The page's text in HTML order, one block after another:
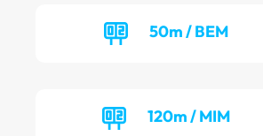
50m / BEM
120m / MIM